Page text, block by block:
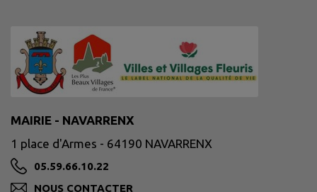
MAIRIE - NAVARRENX
1 place d'Armes - 64190 NAVARRENX
05.59.66.10.22
NOUS CONTACTER